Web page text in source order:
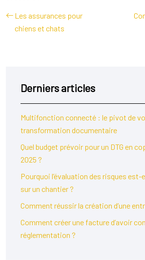
Les assurances pour
chiens et chats
Derniers articles
Multifonction connecté : le pivot de
transformation documentaire
Quel budget prévoir pour un DTG en
2025 ?
Pourquoi l’évaluation des risques est-
sur un chantier ?
Comment réussir la création d’une
Comment créer une facture d’avoir
réglementation ?